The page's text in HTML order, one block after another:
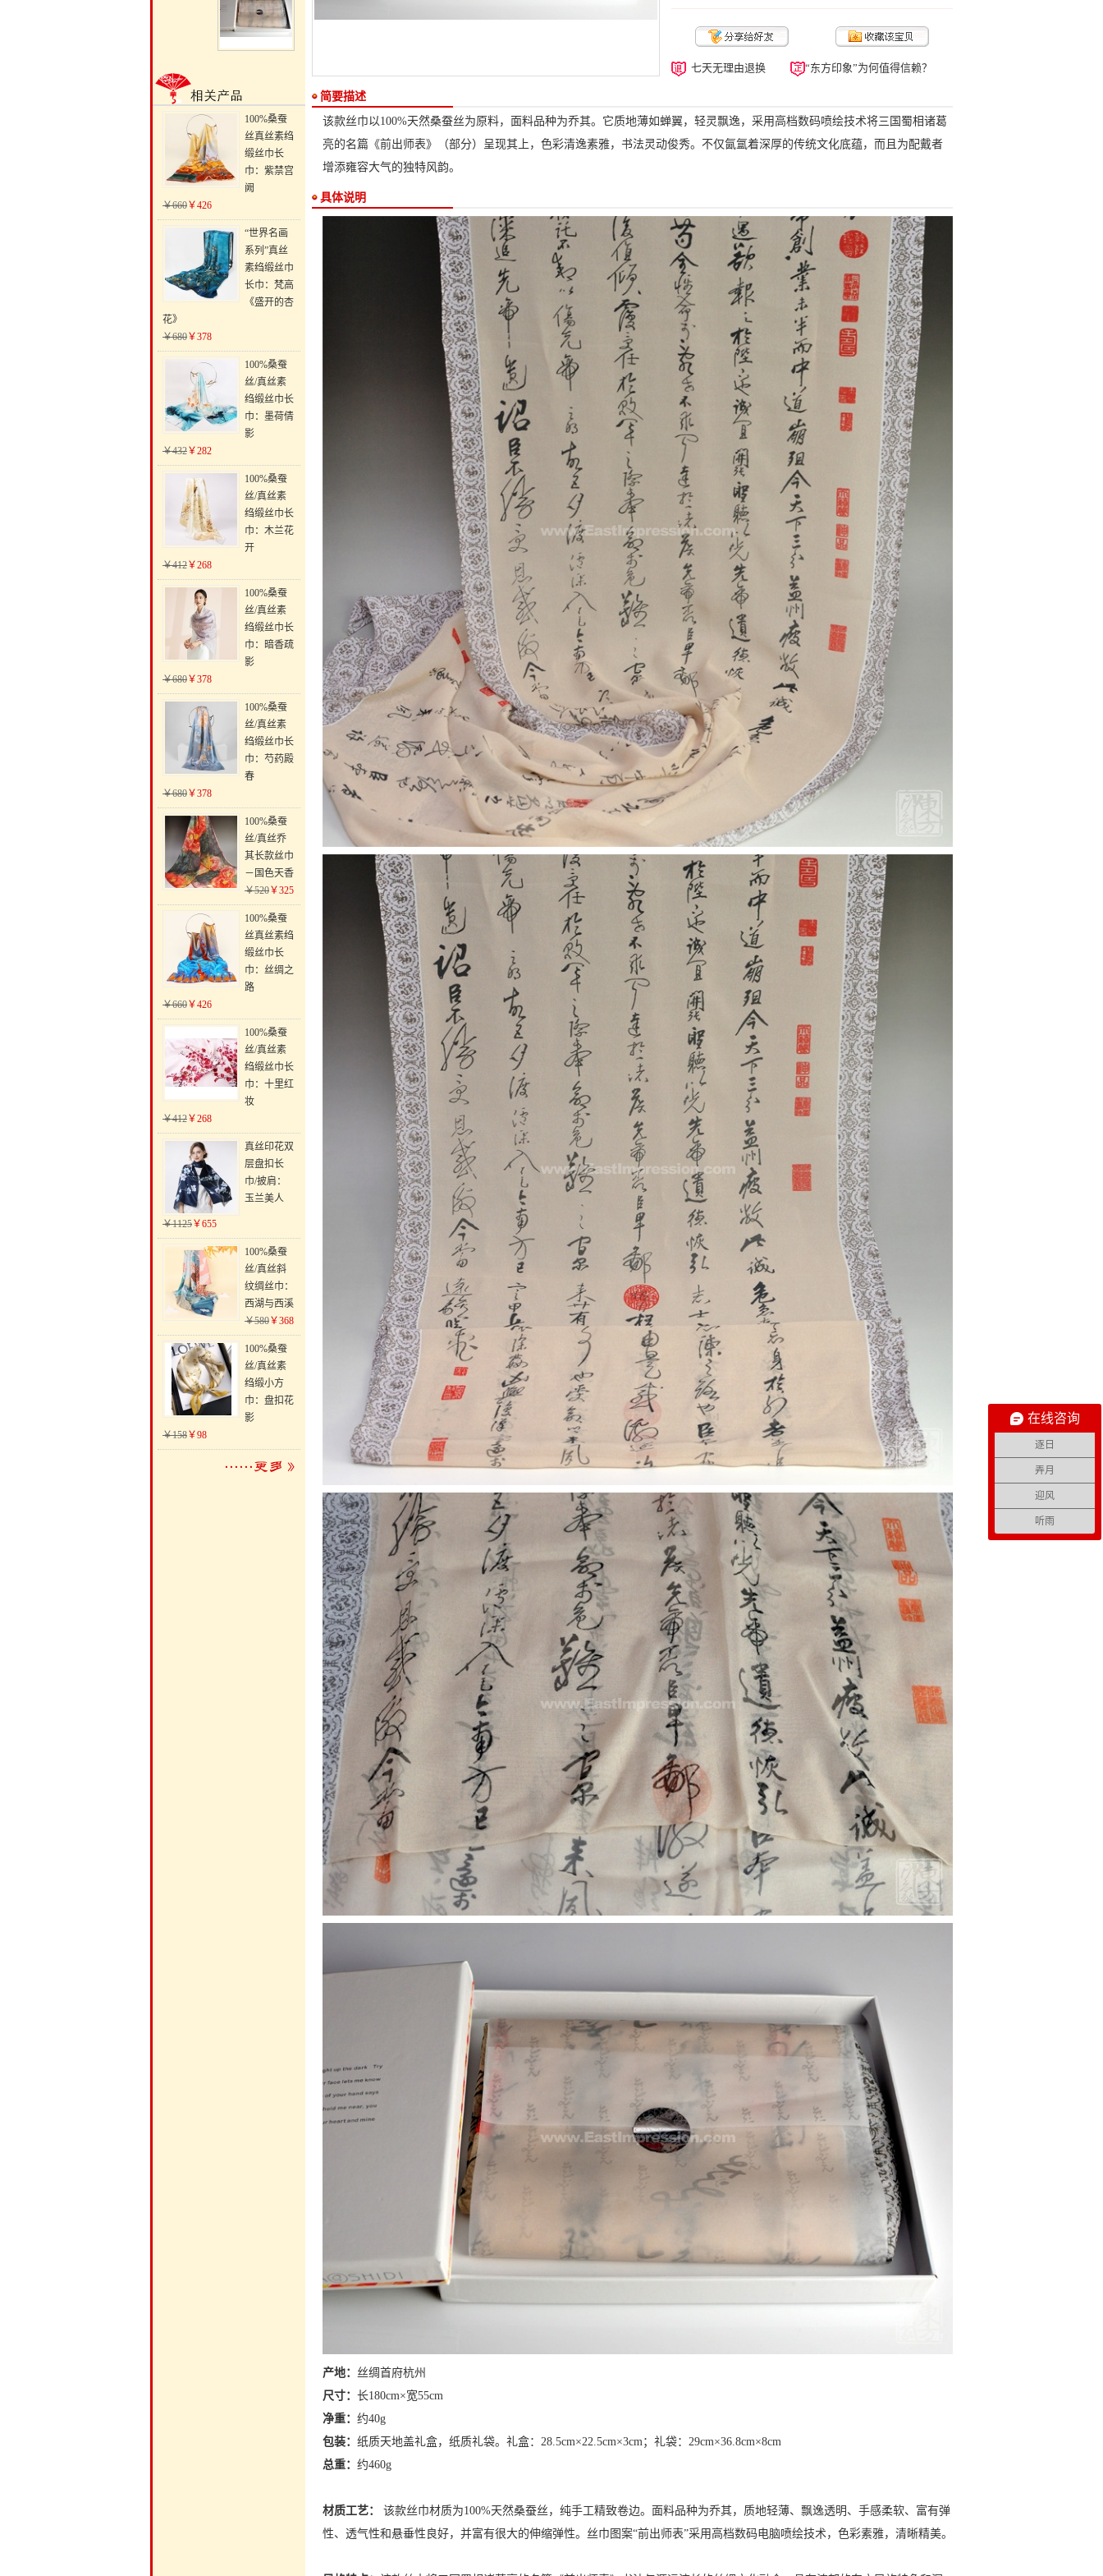
100%桑蚕
丝真丝素绉
缎丝巾长
巾：紫禁宫
阙
￥660￥426
“世界名画
系列”真丝
素绉缎丝巾
长巾：梵高
《盛开的杏
花》
￥680￥378
100%桑蚕
丝/真丝素
绉缎丝巾长
巾：墨荷倩
影
￥432￥282
100%桑蚕
丝/真丝素
绉缎丝巾长
巾：木兰花
开
￥412￥268
100%桑蚕
丝/真丝素
绉缎丝巾长
巾：暗香疏
影
￥680￥378
100%桑蚕
丝/真丝素
绉缎丝巾长
巾：芍药殿
春
￥680￥378
100%桑蚕
丝/真丝乔
其长款丝巾
－国色天香
￥520￥325
100%桑蚕
丝真丝素绉
缎丝巾长
巾：丝绸之
路
￥660￥426
100%桑蚕
丝/真丝素
绉缎丝巾长
巾：十里红
妆
￥412￥268
真丝印花双
层盘扣长
巾/披肩：
玉兰美人
￥1125￥655
100%桑蚕
丝/真丝斜
纹绸丝巾：
西湖与西溪
￥580￥368
100%桑蚕
丝/真丝素
绉缎小方
巾：盘扣花
影
￥158￥98
七天无理由退换 “东方印象”为何值得信赖？
简要描述
该款丝巾以100%天然桑蚕丝为原料，面料品种为乔其。它质地薄如蝉翼，轻灵飘逸，采用高档数码喷绘技术将三国蜀相诸葛
亮的名篇《前出师表》（部分）呈现其上，色彩清逸素雅，书法灵动俊秀。不仅氤氲着深厚的传统文化底蕴，而且为配戴者
增添雍容大气的独特风韵。
具体说明
产地： 丝绸首府杭州
尺寸： 长180cm×宽55cm
净重： 约40g
包装： 纸质天地盖礼盒，纸质礼袋。礼盒：28.5cm×22.5cm×3cm；礼袋：29cm×36.8cm×8cm
总重： 约460g
材质工艺：
该款丝巾材质为100%天然桑蚕丝，纯手工精致卷边。面料品种为乔其，质地轻薄、飘逸透明、手感柔软、富有弹
性、透气性和悬垂性良好，并富有很大的伸缩弹性。丝巾图案“前出师表”采用高档数码电脑喷绘技术，色彩素雅，清晰精美。
在线咨询
逐日
弄月
迎风
听雨